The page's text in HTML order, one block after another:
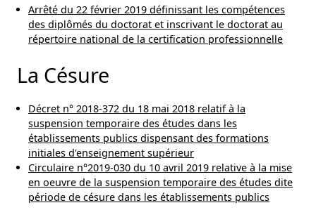
Arrêté du 22 février 2019 définissant les compétences
des diplômés du doctorat et inscrivant le doctorat au
répertoire national de la certification professionnelle
La Césure
Décret n° 2018-372 du 18 mai 2018 relatif à la
suspension temporaire des études dans les
établissements publics dispensant des formations
initiales d'enseignement supérieur
Circulaire n°2019-030 du 10 avril 2019 relative à la mise
en oeuvre de la suspension temporaire des études dite
période de césure dans les établissements publics